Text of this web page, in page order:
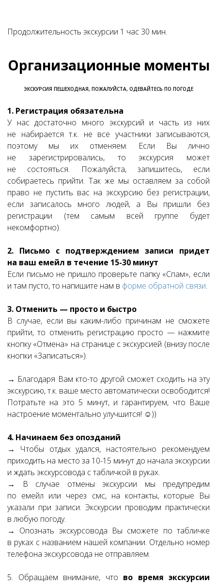
Продолжительность экскурсии 1 час 30 мин.
Организационные моменты
ЭКСКУРСИЯ ПЕШЕХОДНАЯ, ПОЖАЛУЙСТА, ОДЕВАЙТЕСЬ ПО ПОГОДЕ
1. Регистрация обязательна
У нас достаточно много экскурсий и часть из них
не набирается т.к. не все участники записываются,
поэтому мы их отменяем. Если Вы лично
не зарегистрировались, то экскурсия может
не состояться. Пожалуйста, запишитесь, если
собираетесь прийти. Так же мы оставляем за собой
право не пустить вас на экскурсию без регистрации,
если записалось много людей, а Вы пришли без
регистрации (тем самым всей группе будет
некомфортно).
2. Письмо с подтверждением записи придет
на ваш емейл в течение 15-30 минут
Если письмо не пришло проверьте папку «Спам», если
и там пусто, то напишите нам в форме обратной связи.
3. Отменить — просто и быстро
В случае, если вы каким-либо причинам не сможете
прийти, то отменить регистрацию просто — нажмите
кнопку «Отмена» на странице с экскурсией (внизу после
кнопки «Записаться»).
→ Благодаря Вам кто-то другой сможет сходить на эту
экскурсию, т.к. ваше место автоматически освободится!
Потратьте на это 5 минут, и гарантируем, что Ваше
настроение моментально улучшится! ☺))
4. Начинаем без опозданий
→ Чтобы отдых удался, настоятельно рекомендуем
приходить на место за 10-15 минут до начала экскурсии
и ждать экскурсовода с табличкой в руках.
→ В случае отмены экскурсии мы предупредим
по емейл или через смс, на контакты, которые Вы
указали при записи. Экскурсии проводим практически
в любую погоду.
→ Опознать экскурсовода Вы сможете по табличке
в руках с названием нашей компании. Отдельно номер
телефона экскурсовода не отправляем.
5. Обращаем внимание, что во время экскурсии